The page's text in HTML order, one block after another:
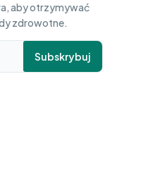
aby otrzymywać
zdrowotne.
Subskrybuj